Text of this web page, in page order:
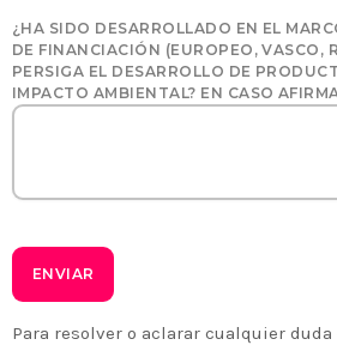
¿HA SIDO DESARROLLADO EN EL
DE FINANCIACIÓN (EUROPEO, VASCO,
PERSIGA EL DESARROLLO DE
IMPACTO AMBIENTAL? EN CASO
Para resolver o aclarar cualquier